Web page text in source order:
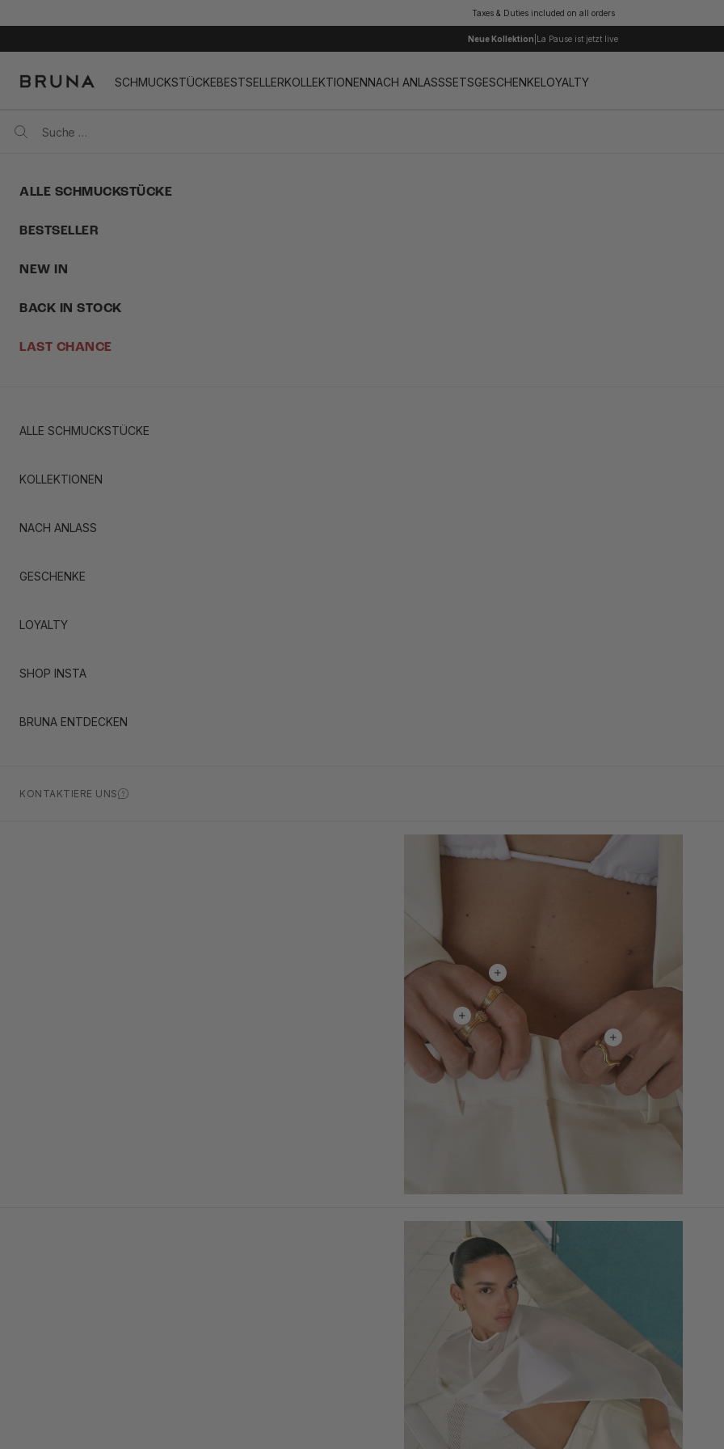
Taxes & Duties included on all orders
Neue Kollektion La Pause ist jetzt live
BRUNA SCHMUCKSTÜCKEBESTSELLERKOLLEKTIONENNACH ANLASSSETSGESCHENKELOYALTY
ALLE SCHMUCKSTÜCKE
BESTSELLER
NEW IN
BACK IN STOCK
LAST CHANCE
ALLE SCHMUCKSTÜCKE
KOLLEKTIONEN
NACH ANLASS
GESCHENKE
LOYALTY
SHOP INSTA
BRUNA ENTDECKEN
KONTAKTIERE UNS